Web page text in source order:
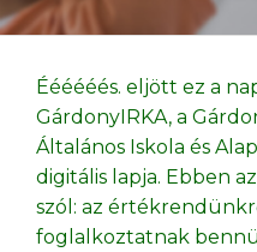
Éééééés. eljött ez a
GárdonyIRKA, a
Általános Iskola és
digitális lapja. Ebben
szól: az
foglalkoztatnak